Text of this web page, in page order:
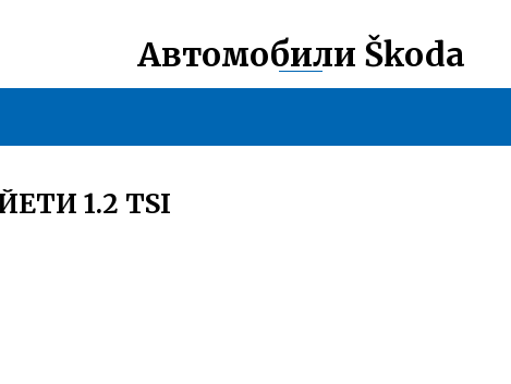
Автомобили Škoda
1.2 TSI